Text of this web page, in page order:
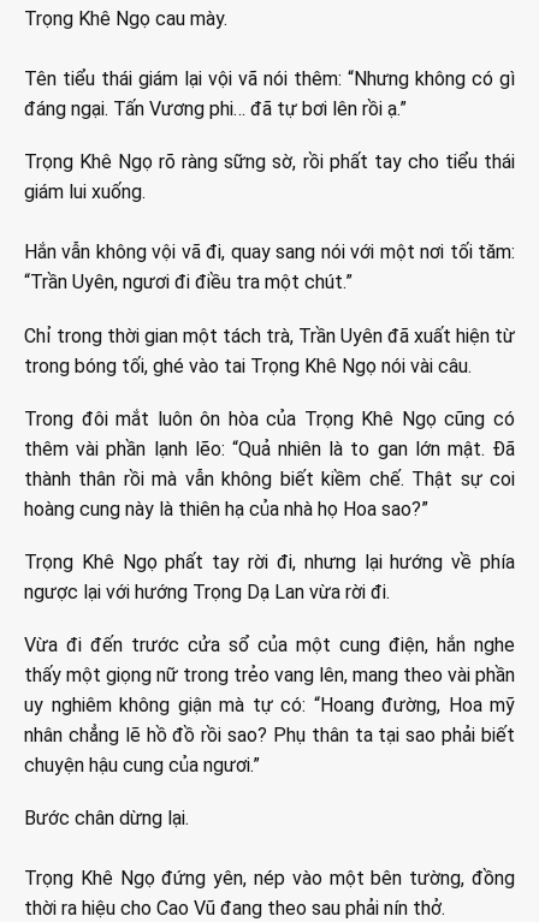
Trọng Khê Ngọ cau mày.
Tên tiểu thái giám lại vội vã nói thêm: “Nhưng không có gì
đáng ngại. Tấn Vương phi… đã tự bơi lên rồi ạ.”
Trọng Khê Ngọ rõ ràng sững sờ, rồi phất tay cho tiểu thái
giám lui xuống.
Hắn vẫn không vội vã đi, quay sang nói với một nơi tối tăm:
“Trần Uyên, ngươi đi điều tra một chút.”
Chỉ trong thời gian một tách trà, Trần Uyên đã xuất hiện từ
trong bóng tối, ghé vào tai Trọng Khê Ngọ nói vài câu.
Trong đôi mắt luôn ôn hòa của Trọng Khê Ngọ cũng có
thêm vài phần lạnh lẽo: “Quả nhiên là to gan lớn mật. Đã
thành thân rồi mà vẫn không biết kiềm chế. Thật sự coi
hoàng cung này là thiên hạ của nhà họ Hoa sao?”
Trọng Khê Ngọ phất tay rời đi, nhưng lại hướng về phía
ngược lại với hướng Trọng Dạ Lan vừa rời đi.
Vừa đi đến trước cửa sổ của một cung điện, hắn nghe
thấy một giọng nữ trong trẻo vang lên, mang theo vài phần
uy nghiêm không giận mà tự có: “Hoang đường, Hoa mỹ
nhân chẳng lẽ hồ đồ rồi sao? Phụ thân ta tại sao phải biết
chuyện hậu cung của ngươi.”
Bước chân dừng lại.
Trọng Khê Ngọ đứng yên, nép vào một bên tường, đồng
thời ra hiệu cho Cao Vũ đang theo sau phải nín thở.